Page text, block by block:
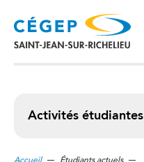
contenu
principal
Activités étudiantes